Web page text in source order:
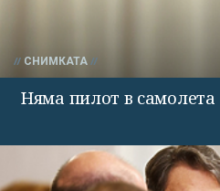
СНИМКАТА
Няма пилот в самолета